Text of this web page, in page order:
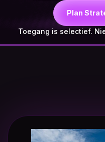
Plan
Toegang is selectief.